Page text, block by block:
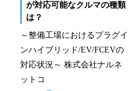
が対応可能なクルマの種類
は？
～整備工場におけるプラグイ
ンハイブリッド/EV/FCEVの
対応状況～ 株式会社ナルネ
ットコ
緊急ロードサービス
新技術にも迅速に対応
整備工場のお客様